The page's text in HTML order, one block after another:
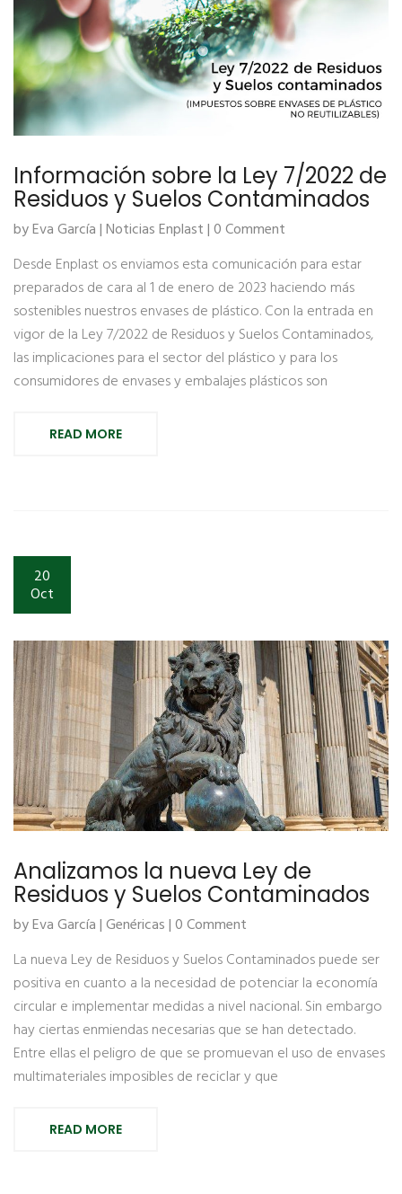
Información sobre la Ley 7/2022 de
Residuos y Suelos Contaminados
by Eva García |Noticias Enplast| 0 Comment
Desde Enplast os enviamos esta comunicación para estar
preparados de cara al 1 de enero de 2023 haciendo más
sostenibles nuestros envases de plástico. Con la entrada en
vigor de la Ley 7/2022 de Residuos y Suelos Contaminados,
las implicaciones para el sector del plástico y para los
consumidores de envases y embalajes plásticos son
READ MORE
20
Oct
Analizamos la nueva Ley de
Residuos y Suelos Contaminados
by Eva García |Genéricas| 0 Comment
La nueva Ley de Residuos y Suelos Contaminados puede ser
positiva en cuanto a la necesidad de potenciar la economía
circular e implementar medidas a nivel nacional. Sin embargo
hay ciertas enmiendas necesarias que se han detectado.
Entre ellas el peligro de que se promuevan el uso de envases
multimateriales imposibles de reciclar y que
READ MORE